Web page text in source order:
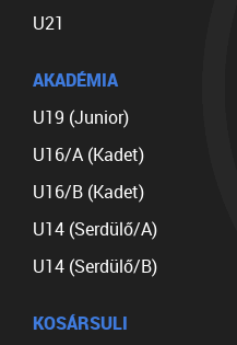
U21
AKADÉMIA
U19 (Junior)
U16/A (Kadet)
U16/B (Kadet)
U14 (Serdülő/A)
U14 (Serdülő/B)
KOSÁRSULI